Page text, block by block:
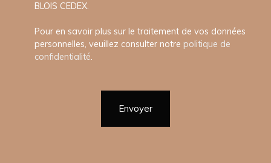
BLOIS CEDEX.
Pour en savoir plus sur le traitement de vos données
personnelles, veuillez consulter notre politique de
confidentialité.
Envoyer